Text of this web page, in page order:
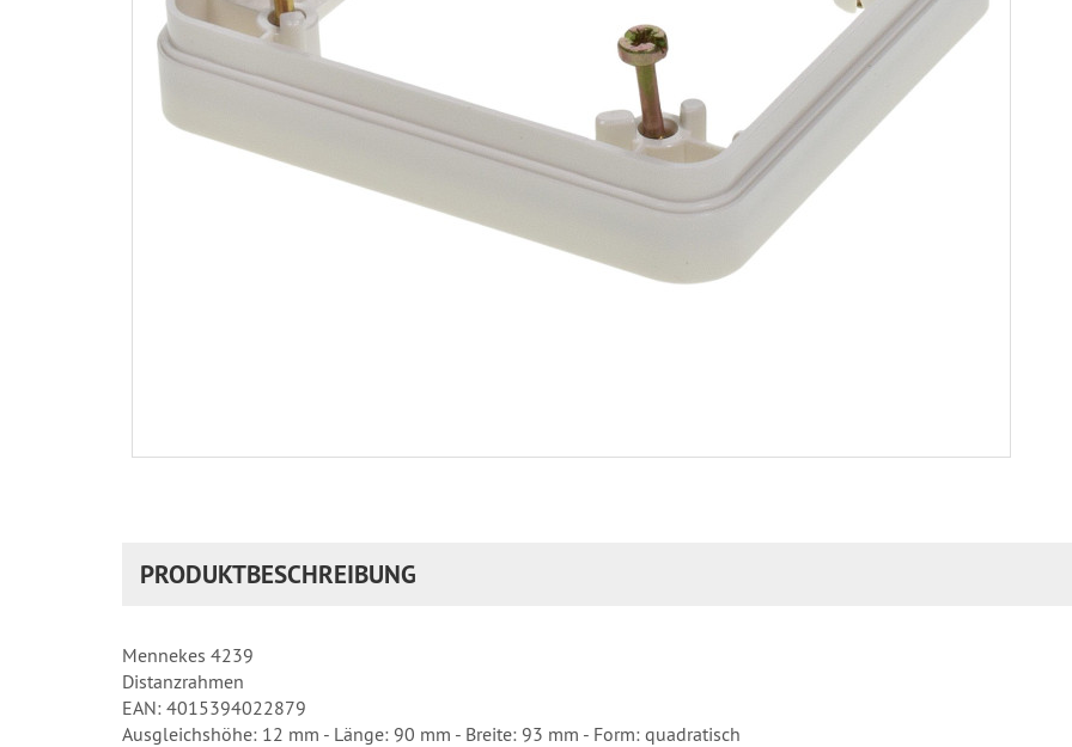
PRODUKTBESCHREIBUNG
Mennekes 4239
Distanzrahmen
EAN: 4015394022879
Ausgleichshöhe: 12 mm - Länge: 90 mm - Breite: 93 mm - Form: quadratisch